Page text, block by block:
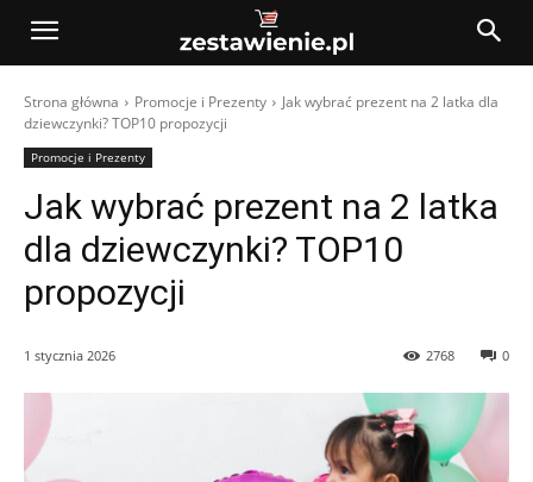
Strona główna Promocje i Prezenty
Jak wybrać prezent na 2 latka dla
dziewczynki? TOP10 propozycji
Promocje i Prezenty
Jak wybrać prezent na 2 latka
dla dziewczynki? TOP10
propozycji
1 stycznia 2026 0
2768